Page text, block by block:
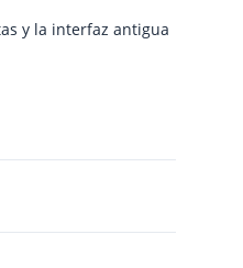
y la interfaz antigua